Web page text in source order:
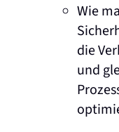
Wie
die
und